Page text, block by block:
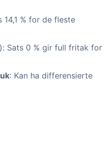
14,1 % for de fleste
Sats 0 % gir full fritak for
: Kan ha differensierte